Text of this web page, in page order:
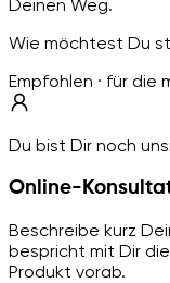
Deinen Weg.
Wie möchtest Du
Empfohlen · für die
Du bist Dir noch
Online-
Beschreibe kurz
bespricht mit Dir
Produkt vorab.